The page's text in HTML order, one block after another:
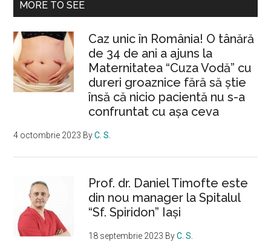
MORE TO SEE
Caz unic în România! O tânără
de 34 de ani a ajuns la
Maternitatea “Cuza Vodă” cu
dureri groaznice fără să ştie
însă că nicio pacientă nu s-a
confruntat cu așa ceva
4 octombrie 2023 ByC. S.
Prof. dr. Daniel Timofte este
din nou manager la Spitalul
“Sf. Spiridon” Iaşi
18 septembrie 2023 ByC. S.